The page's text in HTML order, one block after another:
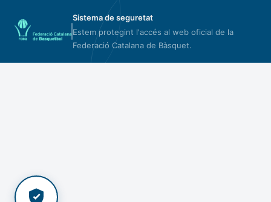
Sistema de seguretat
Estem protegint l'accés al web oficial de la
Federació Catalana de Bàsquet.